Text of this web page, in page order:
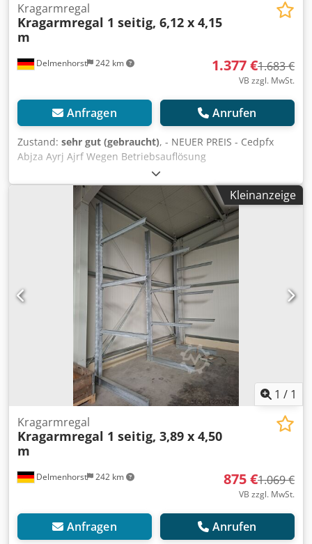
Delmenhorst 242 km
Kragarmregal
Kragarmregal 1 seitig, 6,12 x 4,15
m
1.377 €1.683 €
VB zzgl. MwSt.
Anfragen Anrufen
Zustand: sehr gut (gebraucht), - NEUER PREIS - Cedpfx
Abjza Ayrj Ajrf Wegen Betriebsauflösung
UMSTÄNDEHALBER zu verkaufen. 1 Stück Kragarmregal, 1-
seitig, bestehend aus 5 Stück Stützen (IPE160) und 20 Stück
Arme (IPE100) 1200 mm, Gesamtmaße: (BxTxH) 6120 x 1300
x 4150 mm Traglast je Arm 500 kg inkl. neuer Schrauben
"Würth" Ohne Demontage und Transport
Kleinanzeige
1 / 1
Delmenhorst 242 km
Kragarmregal
Kragarmregal 1 seitig, 3,89 x 4,50
m
875 €1.069 €
VB zzgl. MwSt.
Anfragen Anrufen